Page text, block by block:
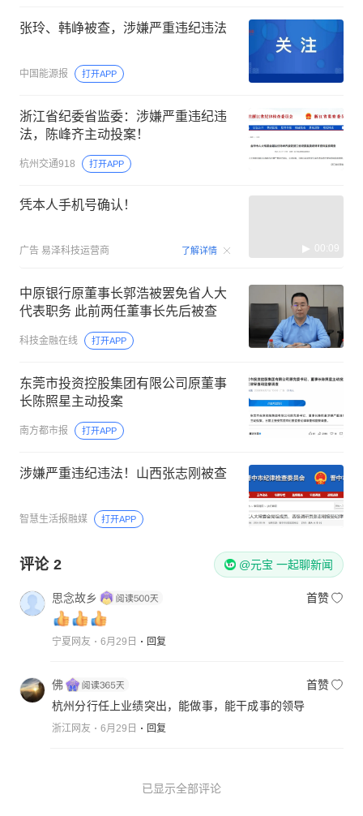
张玲、韩峥被查，涉嫌严重违纪违法
中国能源报 打开APP
浙江省纪委省监委：涉嫌严重违纪违
法，陈峰齐主动投案！
杭州交通918 打开APP
凭本人手机号确认！
广告 易泽科技运营商 了解详情 00:09
中原银行原董事长郭浩被罢免省人大
代表职务 此前两任董事长先后被查
科技金融在线 打开APP
东莞市投资控股集团有限公司原董事
长陈照星主动投案
南方都市报 打开APP
涉嫌严重违纪违法！山西张志刚被查
智慧生活报融媒 打开APP
评论 2 @元宝 一起聊新闻
思念故乡 首赞
宁夏网友 6月29日 回复
佛
首赞
杭州分行任上业绩突出，能做事，能干成事的领导
浙江网友 6月29日 回复
已显示全部评论